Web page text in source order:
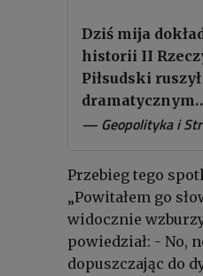
Dziś mija
historii II
Piłsudski
— Geopolityka i
Przebieg tego
„Powitałem go
widocznie
powiedział: - No,
dopuszczając do